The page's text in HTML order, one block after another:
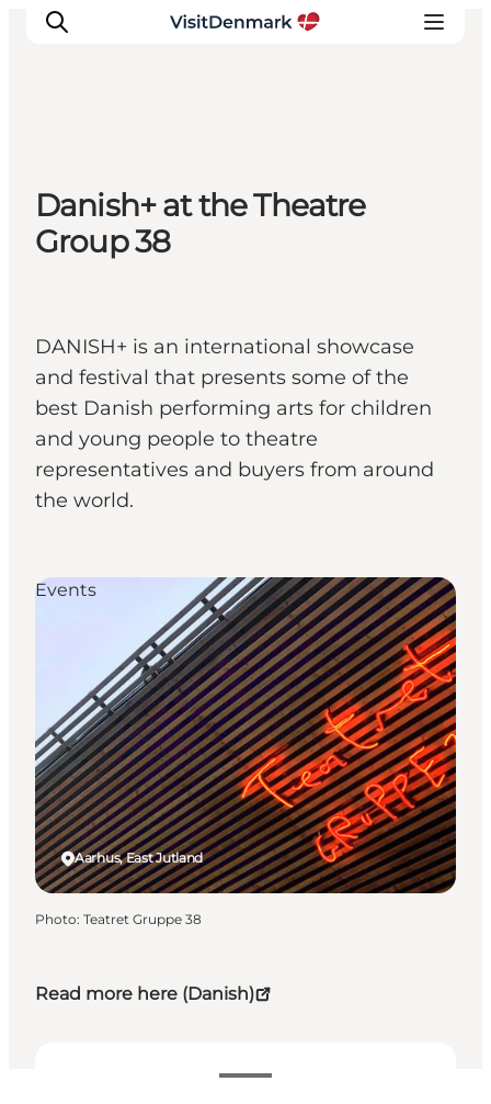
Inspirations
Destinations
Quoi faire
Danish+ at the Theatre
Group 38
DANISH+ is an international showcase
and festival that presents some of the
best Danish performing arts for children
and young people to theatre
representatives and buyers from around
the world.
Read more here (Danish)
Aarhus, East Jutland
Events
Photo: Teatret Gruppe 38